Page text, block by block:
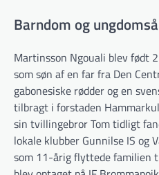
Barndom og
Martinsson Ngouali blev født
som søn af en far fra Den
gabonesiske rødder og en
tilbragt i forstaden
sin tvillingebror Tom tidligt
lokale klubber Gunnilse IS og
som 11-årig flyttede familien